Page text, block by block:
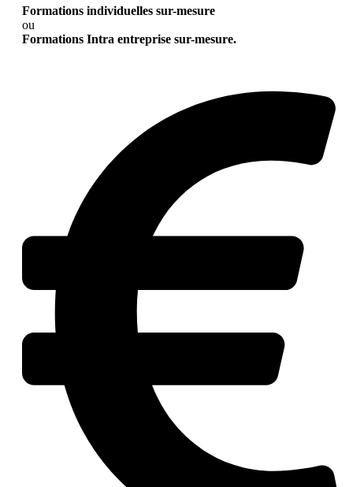
Formations individuelles sur-mesure
ou
Formations Intra entreprise sur-mesure.